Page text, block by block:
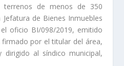
de menos de 350
de Bienes Inmuebles
oficio BI/098/2019, emitido
por el titular del área,
dirigido al síndico municipal,